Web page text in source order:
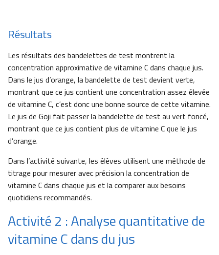
Résultats
Les résultats des bandelettes de test montrent la
concentration approximative de vitamine C dans chaque jus.
Dans le jus d’orange, la bandelette de test devient verte,
montrant que ce jus contient une concentration assez élevée
de vitamine C, c’est donc une bonne source de cette vitamine.
Le jus de Goji fait passer la bandelette de test au vert foncé,
montrant que ce jus contient plus de vitamine C que le jus
d’orange.
Dans l’activité suivante, les élèves utilisent une méthode de
titrage pour mesurer avec précision la concentration de
vitamine C dans chaque jus et la comparer aux besoins
quotidiens recommandés.
Activité 2 : Analyse quantitative de
vitamine C dans du jus